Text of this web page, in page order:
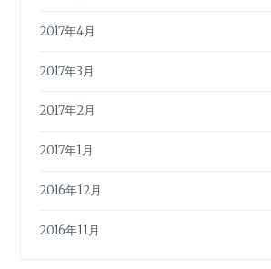
2017年4月
2017年3月
2017年2月
2017年1月
2016年12月
2016年11月